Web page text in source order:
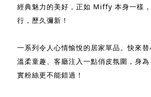
經典魅力的美好，正如 Miffy 本身一樣
行，歷久彌新！
一系列令人心情愉悅的居家單品。快來
溫柔童趣、客廳注入一點俏皮氛圍，身
實粉絲更不能錯過！